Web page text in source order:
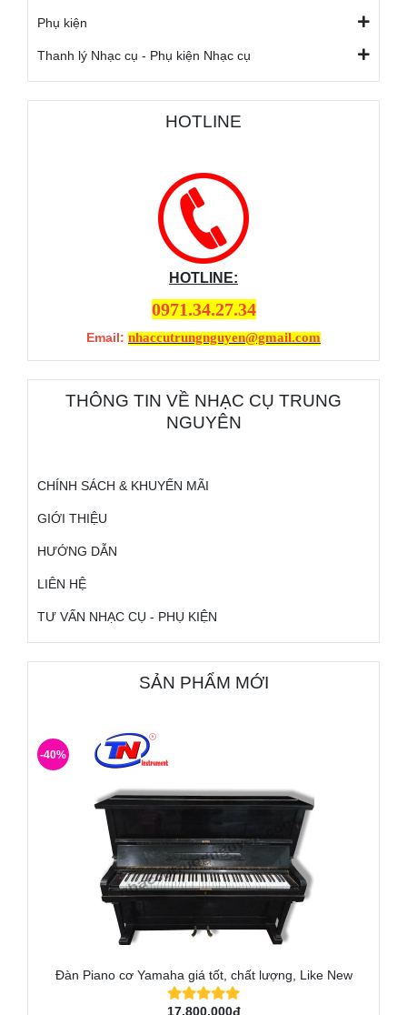
Phụ kiện
Thanh lý Nhạc cụ - Phụ kiện Nhạc cụ
HOTLINE
HOTLINE:
0971.34.27.34
Email: nhaccutrungnguyen@gmail.com
THÔNG TIN VỀ NHẠC CỤ TRUNG
NGUYÊN
CHÍNH SÁCH & KHUYẾN MÃI
GIỚI THIỆU
HƯỚNG DẪN
LIÊN HỆ
TƯ VẤN NHẠC CỤ - PHỤ KIỆN
SẢN PHẨM MỚI
Đàn Piano cơ Yamaha giá tốt, chất lượng, Like New
17.800.000đ
-40%